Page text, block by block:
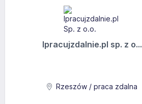
Ipracujzdalnie.pl sp. z o...
Rzeszów / praca zdalna